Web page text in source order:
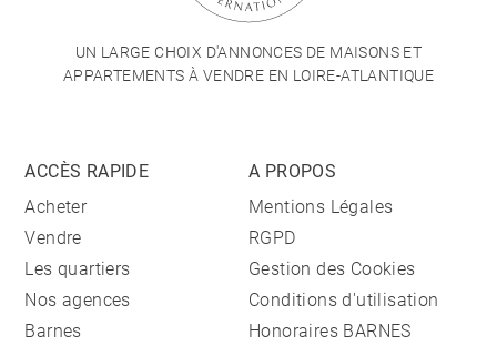
UN LARGE CHOIX D'ANNONCES DE MAISONS ET
APPARTEMENTS À VENDRE EN LOIRE-ATLANTIQUE
ACCÈS RAPIDE
Acheter
Vendre
Les quartiers
Nos agences
Barnes
A PROPOS
Mentions Légales
RGPD
Gestion des Cookies
Conditions d'utilisation
Honoraires BARNES